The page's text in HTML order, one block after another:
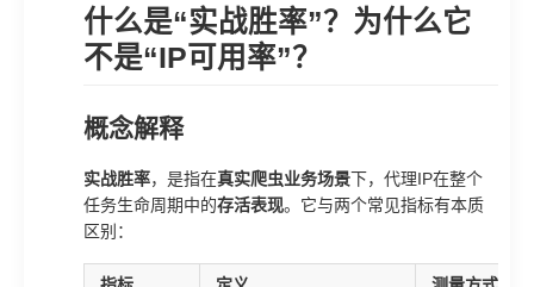
什么是“实战胜率”？为什么它
不是“IP可用率”？
概念解释
实战胜率，是指在真实爬虫业务场景下，代理IP在整个
任务生命周期中的存活表现。它与两个常见指标有本质
区别：